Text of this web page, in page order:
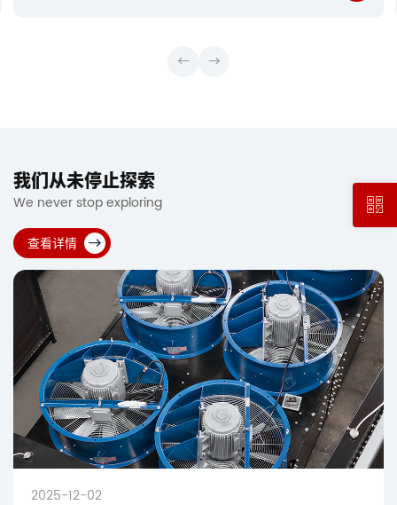
我们从未停止探索
We never stop exploring
查看详情
2025-12-02